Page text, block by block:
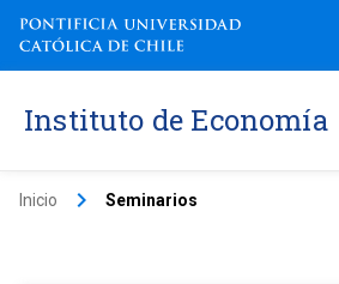
Instituto de Economía
Inicio keyboard_arrow_right Seminarios